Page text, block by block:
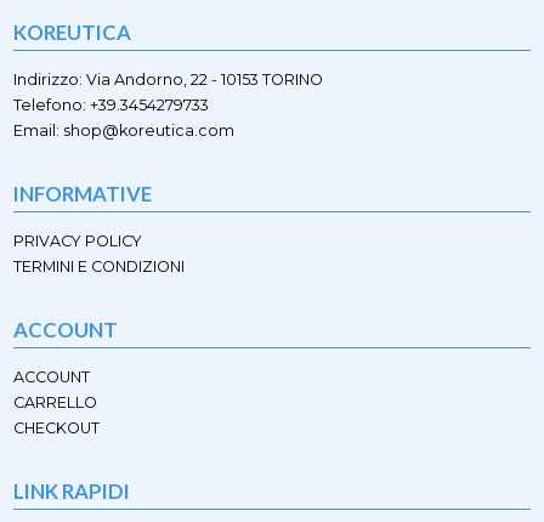
possono
essere
scelte
nella
pagina
KOREUTICA
Indirizzo: Via Andorno, 22 - 10153 TORINO
Telefono: +39.3454279733
Email: shop@koreutica.com
INFORMATIVE
PRIVACY POLICY
TERMINI E CONDIZIONI
ACCOUNT
ACCOUNT
CARRELLO
CHECKOUT
LINK RAPIDI